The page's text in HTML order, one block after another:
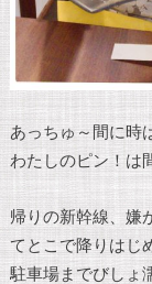
あっちゅ～間に時
わたしのピン！は
帰りの新幹線、嫌
てとこで降りはじ
駐車場までびしょ